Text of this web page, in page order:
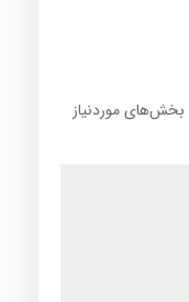
بخش‌های موردنیاز